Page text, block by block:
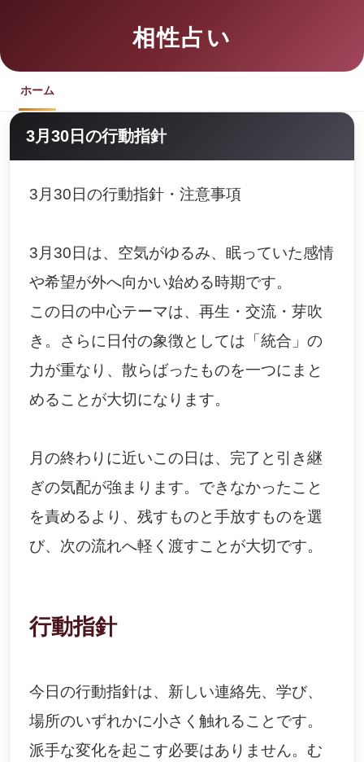
相性占い
ホーム
3月30日の行動指針
3月30日の行動指針・注意事項
3月30日は、空気がゆるみ、眠っていた感情
や希望が外へ向かい始める時期です。
この日の中心テーマは、再生・交流・芽吹
き。さらに日付の象徴としては「統合」の
力が重なり、散らばったものを一つにまと
めることが大切になります。
月の終わりに近いこの日は、完了と引き継
ぎの気配が強まります。できなかったこと
を責めるより、残すものと手放すものを選
び、次の流れへ軽く渡すことが大切です。
行動指針
今日の行動指針は、新しい連絡先、学び、
場所のいずれかに小さく触れることです。
派手な変化を起こす必要はありません。む